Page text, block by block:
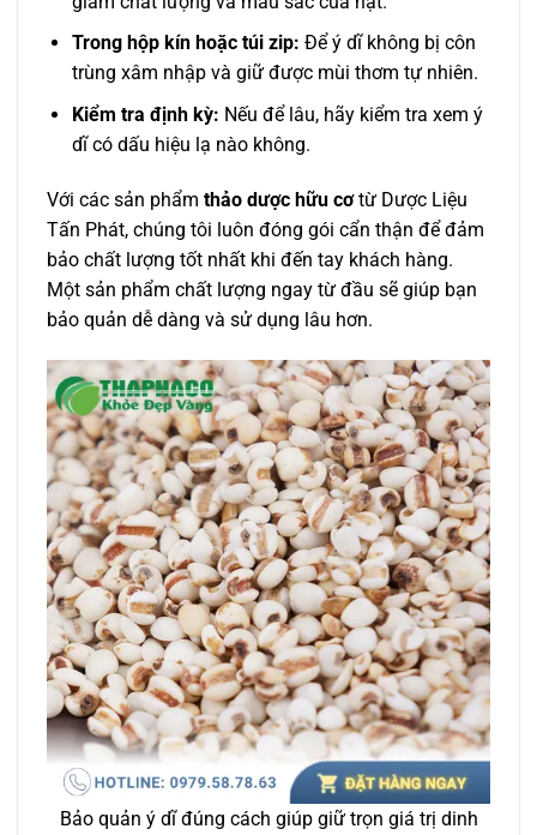
Trong hộp kín hoặc túi zip: Để ý dĩ không bị côn
trùng xâm nhập và giữ được mùi thơm tự nhiên.
Kiểm tra định kỳ: Nếu để lâu, hãy kiểm tra xem ý
dĩ có dấu hiệu lạ nào không.
Với các sản phẩm thảo dược hữu cơtừ Dược Liệu
Tấn Phát, chúng tôi luôn đóng gói cẩn thận để đảm
bảo chất lượng tốt nhất khi đến tay khách hàng.
Một sản phẩm chất lượng ngay từ đầu sẽ giúp bạn
bảo quản dễ dàng và sử dụng lâu hơn.
Bảo quản ý dĩ đúng cách giúp giữ trọn giá trị dinh